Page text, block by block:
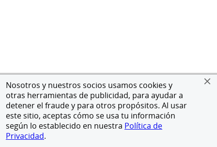
Nosotros y nuestros socios usamos cookies y
otras herramientas de publicidad, para ayudar a
detener el fraude y para otros propósitos. Al usar
este sitio, aceptas cómo se usa tu información
según lo establecido en nuestra Política de
Privacidad.